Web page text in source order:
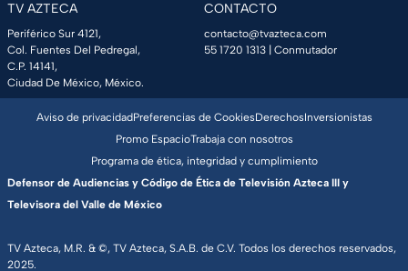
TV AZTECA
Periférico Sur 4121,
Col. Fuentes Del Pedregal,
C.P. 14141,
Ciudad De México, México.
CONTACTO
contacto@tvazteca.com
55 1720 1313 | Conmutador
TV Azteca, M.R. & ©, TV Azteca, S.A.B. de C.V. Todos los derechos reservados,
2025.
Aviso de privacidadPreferencias de CookiesDerechosInversionistas
Promo EspacioTrabaja con nosotros
Programa de ética, integridad y cumplimiento
Defensor de Audiencias y Código de Ética de Televisión Azteca III y
Televisora del Valle de México